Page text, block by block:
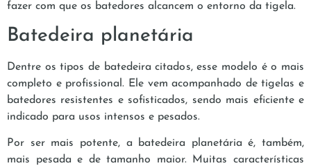
fazer com que os batedores alcancem o entorno da tigela.
Batedeira planetária
Dentre os tipos de batedeira citados, esse modelo é o mais
completo e profissional. Ele vem acompanhado de tigelas e
batedores resistentes e sofisticados, sendo mais eficiente e
indicado para usos intensos e pesados.
Por ser mais potente, a batedeira planetária é, também,
mais pesada e de tamanho maior. Muitas características